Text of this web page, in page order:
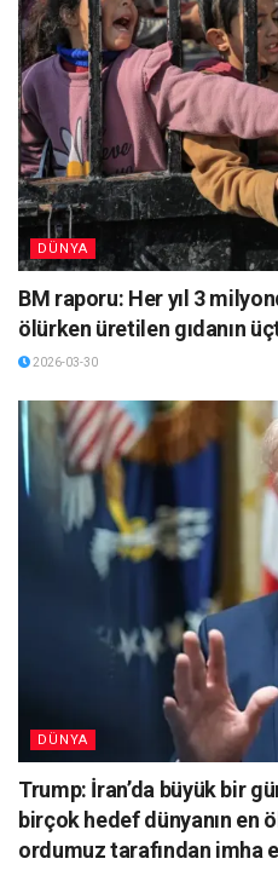
DÜNYA
BM raporu: Her yıl 3
ölürken üretilen gıdanın
2026-03-30
DÜNYA
Trump: İran’da büyük bir
birçok hedef dünyanın en
ordumuz tarafından imha